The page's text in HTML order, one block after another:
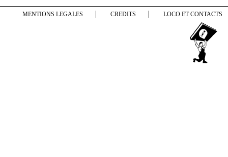
MENTIONS LEGALES CREDITS LOCO ET CONTACTS